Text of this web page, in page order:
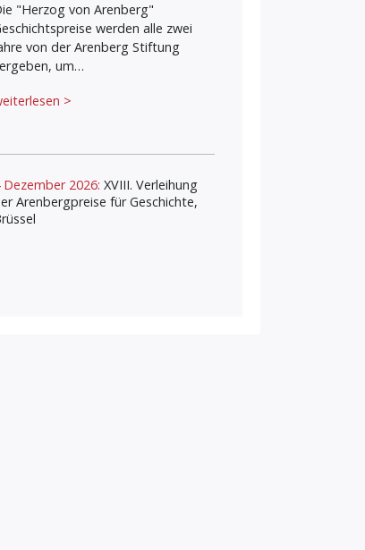
"Herzog von Arenberg"
werden alle zwei
von der Arenberg Stiftung
um…
>
Dezember 2026: XVIII. Verleihung
Arenbergpreise für Geschichte,